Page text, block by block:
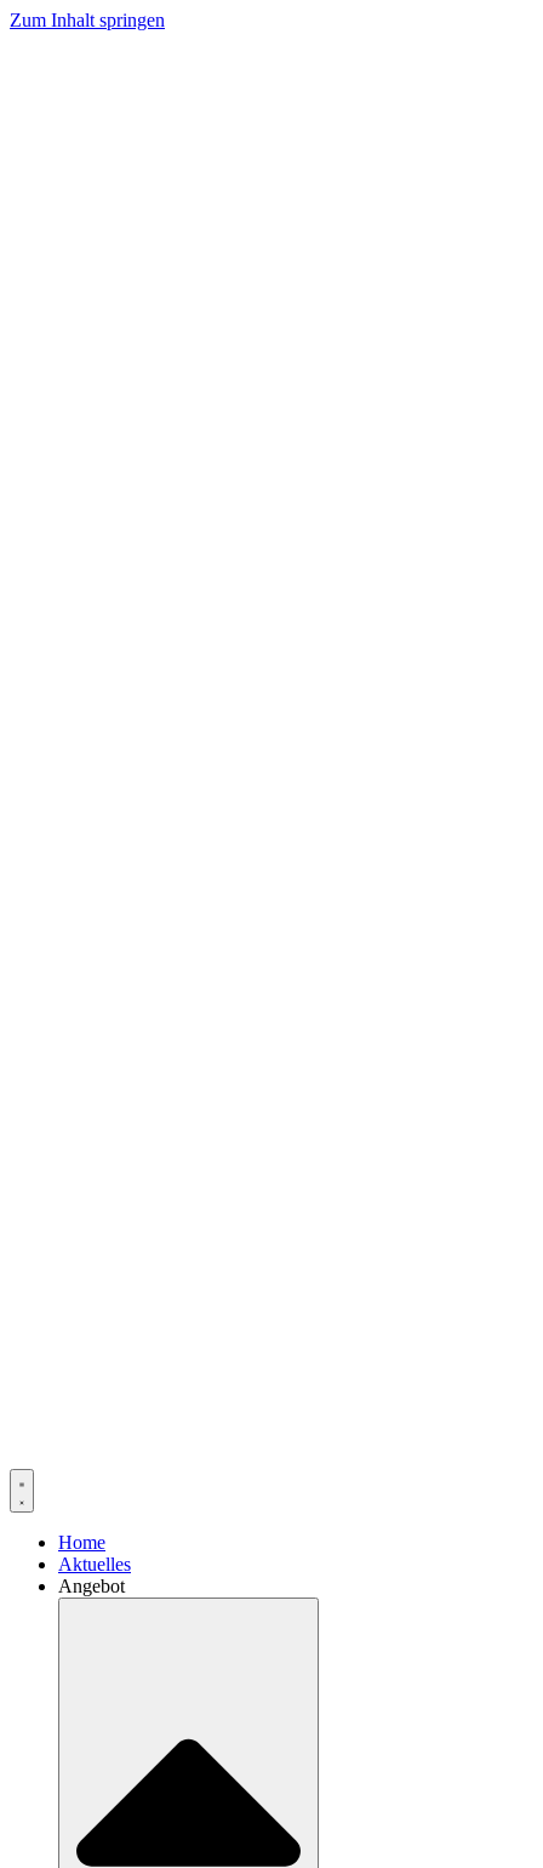
Zum Inhalt springen
Home
Aktuelles
Angebot